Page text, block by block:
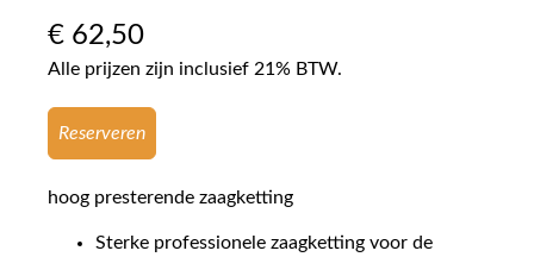
€ 62,50
Alle prijzen zijn inclusief 21% BTW.
Reserveren
hoog presterende zaagketting
Sterke professionele zaagketting voor de